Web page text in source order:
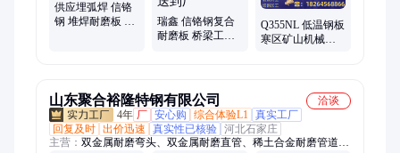
供应埋弧焊 信铬
钢 堆焊耐磨板 明
瑞鑫 信铬钢复合
耐磨板 桥梁工程
Q355NL 低温钢板
寒区矿山机械结
山东聚合裕隆特钢有限公司
洽谈
4年 厂 安心购 综合体验L1
真实工厂
回复及时 出价迅速 真实性已核验 河北石家庄
主营： 双金属耐磨弯头、双金属耐磨直管、稀土合金耐磨管道、